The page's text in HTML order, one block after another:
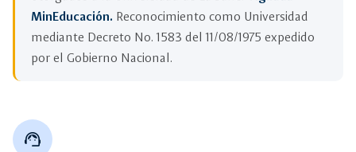
MinEducación. Reconocimiento como Universidad
mediante Decreto No. 1583 del 11/08/1975 expedido
por el Gobierno Nacional.
support_agent